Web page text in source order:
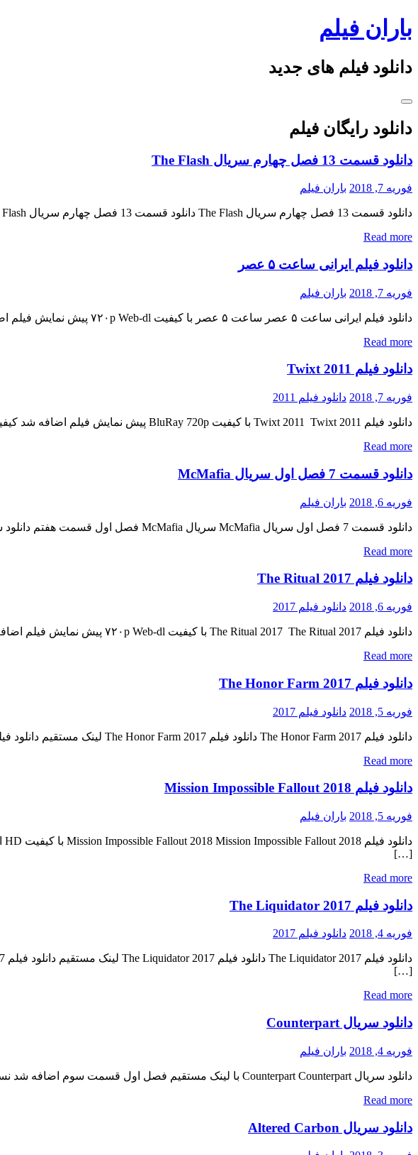
Skip
to
content
باران فیلم
دانلود فیلم های جدید
دانلود رایگان فیلم
دانلود قسمت 13 فصل چهارم سریال The Flash
فوریه 7, 2018 باران فیلم
دانلود قسمت 13 فصل چهارم سریال The Flash دانلود قسمت 13 فصل چهارم سریال The Flash دانلود سریال جدید و ماجراجویی فلش ( The Flash ) فصل چهارم قسمت سیزدهم « دانلود رایگان با لینک […]
Read more
دانلود فیلم ایرانی ساعت ۵ عصر
فوریه 7, 2018 باران فیلم
دانلود فیلم ایرانی ساعت ۵ عصر ساعت ۵ عصر با کیفیت ۷۲۰p Web-dl پیش نمایش فیلم اضافه شد کیفیت ۱۰۸۰p اضافه شد منتشر کننده فایل: ژانر : کمدی , ماجرایی , خانوادگی ۴٫۸/۱۰ از ۱۵۹ […]
Read more
دانلود فیلم Twixt 2011
فوریه 7, 2018 دانلود فیلم 2011
دانلود فیلم Twixt 2011 Twixt 2011 با کیفیت BluRay 720p پیش نمایش فیلم اضافه شد کیفیت ۱۰۸۰p اضافه شد منتشر کننده فایل: ژانر : فانتزی , ترسناک , رازآلود ۴٫۸/۱۰ از ۹,۲۷۳ رای مدت زمان […]
Read more
دانلود قسمت 7 فصل اول سریال McMafia
فوریه 6, 2018 باران فیلم
دانلود قسمت 7 فصل اول سریال McMafia سریال McMafia فصل اول قسمت هفتم دانلود سریال جنایی ( McMafia ) فصل اول قسمت 7 « دانلود رایگان با لینک مستقیم از هستی دانلود » کیفیت 480p […]
Read more
دانلود فیلم The Ritual 2017
فوریه 6, 2018 دانلود فیلم 2017
دانلود فیلم The Ritual 2017 The Ritual 2017 با کیفیت ۷۲۰p Web-dl پیش نمایش فیلم اضافه شد نسخه کم حجم و با کیفیت x265 اضافه شد کیفیت ۴۸۰p اضافه شد کیفیت ۱۰۸۰p اضافه شد منتشر […]
Read more
دانلود فیلم The Honor Farm 2017
فوریه 5, 2018 دانلود فیلم 2017
دانلود فیلم The Honor Farm 2017 دانلود فیلم The Honor Farm 2017 لینک مستقیم دانلود فیلم The Honor Farm 2017 با کیفیت با کیفیت عالی (720p WEB-DL) « دانلود رایگان با لینک مستقیم از هستی […]
Read more
دانلود فیلم Mission Impossible Fallout 2018
فوریه 5, 2018 باران فیلم
[…]
Read more
دانلود فیلم The Liquidator 2017
فوریه 4, 2018 دانلود فیلم 2017
[…]
Read more
دانلود سریال Counterpart
فوریه 4, 2018 باران فیلم
دانلود سریال Counterpart Counterpart با لینک مستقیم فصل اول قسمت سوم اضافه شد نسخه کم حجم و با کیفیت x265 به زودی کیفیت ۷۲۰p اضافه شد کیفیت ۱۰۸۰p به زودی منتشر کننده فایل: ژانر : […]
Read more
دانلود سریال Altered Carbon